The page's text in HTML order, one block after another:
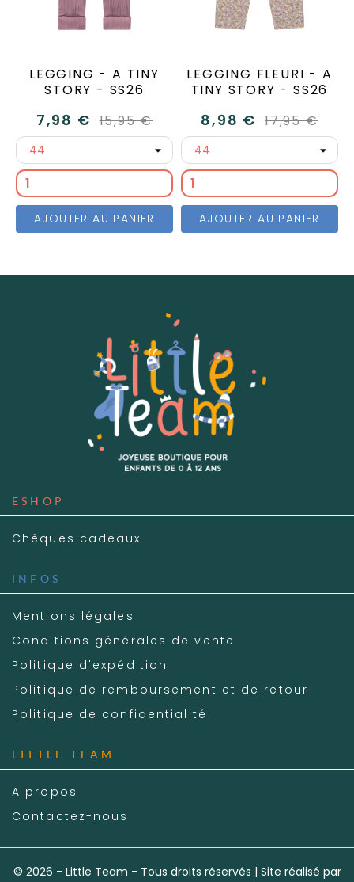
LEGGING - A TINY
STORY - SS26
7,98 € 15,95 €
AJOUTER AU PANIER
LEGGING FLEURI - A
TINY STORY - SS26
8,98 € 17,95 €
AJOUTER AU PANIER
ESHOP
Chèques cadeaux
INFOS
Mentions légales
Conditions générales de vente
Politique d'expédition
Politique de remboursement et de retour
Politique de confidentialité
LITTLE TEAM
A propos
Contactez-nous
© 2026 - Little Team - Tous droits réservés | Site réalisé par